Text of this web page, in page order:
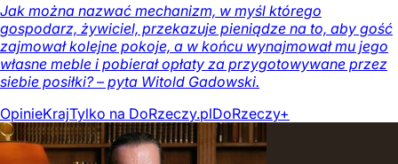
Jak można nazwać mechanizm, w myśl którego
gospodarz, żywiciel, przekazuje pieniądze na to, aby gość
zajmował kolejne pokoje, a w końcu wynajmował mu jego
własne meble i pobierał opłaty za przygotowywane przez
siebie posiłki? – pyta Witold Gadowski.
OpinieKrajTylko na DoRzeczy.plDoRzeczy+